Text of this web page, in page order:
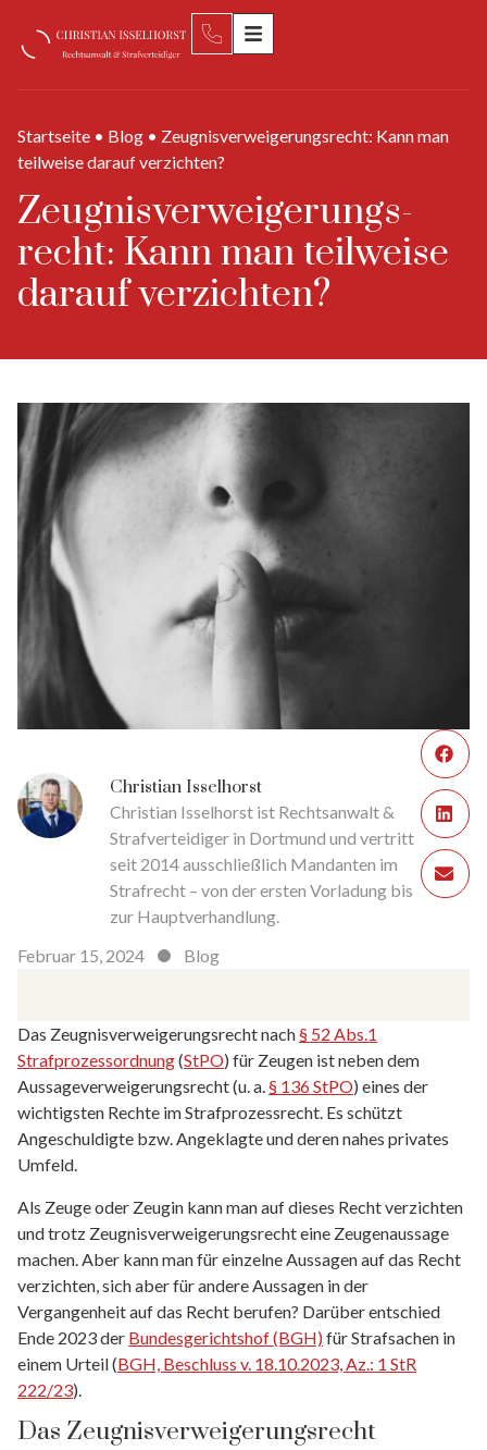
Startseite • Blog • Zeugnis­verweigerungs­recht: Kann man
teilweise darauf verzichten?
Zeugnis­verweigerungs­
recht: Kann man teilweise
darauf verzichten?
Christian Isselhorst
Christian Isselhorst ist Rechtsanwalt &
Strafverteidiger in Dortmund und vertritt
seit 2014 ausschließlich Mandanten im
Strafrecht – von der ersten Vorladung bis
zur Hauptverhandlung.
Februar 15, 2024
Blog
Das Zeugnisverweigerungsrecht nach§ 52 Abs.1
Strafprozessordnung(StPO) für Zeugen ist neben dem
Aussageverweigerungsrecht (u. a.§ 136 StPO) eines der
wichtigsten Rechte im Strafprozessrecht. Es schützt
Angeschuldigte bzw. Angeklagte und deren nahes privates
Umfeld.
Als Zeuge oder Zeugin kann man auf dieses Recht verzichten
und trotz Zeugnisverweigerungsrecht eine Zeugenaussage
machen. Aber kann man für einzelne Aussagen auf das Recht
verzichten, sich aber für andere Aussagen in der
Vergangenheit auf das Recht berufen? Darüber entschied
Ende 2023 der Bundesgerichtshof (BGH)für Strafsachen in
einem Urteil (BGH, Beschluss v. 18.10.2023, Az.: 1 StR
222/23).
Das Zeugnisverweigerungsrecht